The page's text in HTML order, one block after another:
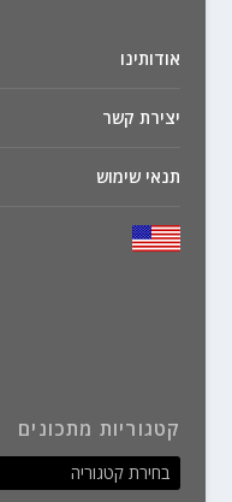
אודותינו
יצירת קשר
תנאי שימוש
קטגוריות מתכונים